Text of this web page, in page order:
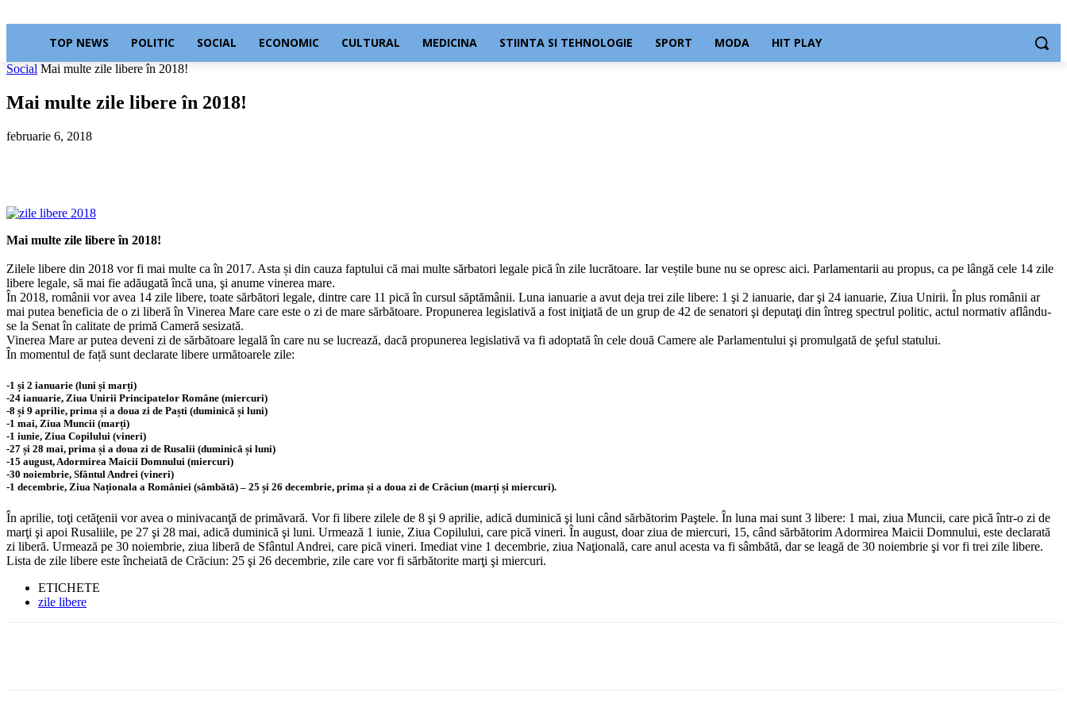
TOP NEWS POLITIC SOCIAL ECONOMIC CULTURAL MEDICINA STIINTA SI TEHNOLOGIE SPORT MODA HIT PLAY
Social Mai multe zile libere în 2018!
Mai multe zile libere în 2018!
februarie 6, 2018
Mai multe zile libere în 2018!
Zilele libere din 2018 vor fi mai multe ca în 2017. Asta și din cauza faptului că mai multe sărbatori legale pică în zile lucrătoare. Iar veștile bune nu se opresc aici. Parlamentarii au propus, ca pe lângă cele 14 zile
libere legale, să mai fie adăugată încă una, şi anume vinerea mare.
În 2018, românii vor avea 14 zile libere, toate sărbători legale, dintre care 11 pică în cursul săptămânii. Luna ianuarie a avut deja trei zile libere: 1 şi 2 ianuarie, dar şi 24 ianuarie, Ziua Unirii. În plus românii ar
mai putea beneficia de o zi liberă în Vinerea Mare care este o zi de mare sărbătoare. Propunerea legislativă a fost iniţiată de un grup de 42 de senatori şi deputaţi din întreg spectrul politic, actul normativ aflându-
se la Senat în calitate de primă Cameră sesizată.
Vinerea Mare ar putea deveni zi de sărbătoare legală în care nu se lucrează, dacă propunerea legislativă va fi adoptată în cele două Camere ale Parlamentului şi promulgată de şeful statului.
În momentul de față sunt declarate libere următoarele zile:
-1 și 2 ianuarie (luni și marți)
-24 ianuarie, Ziua Unirii Principatelor Române (miercuri)
-8 și 9 aprilie, prima și a doua zi de Paști (duminică și luni)
-1 mai, Ziua Muncii (marți)
-1 iunie, Ziua Copilului (vineri)
-27 și 28 mai, prima și a doua zi de Rusalii (duminică și luni)
-15 august, Adormirea Maicii Domnului (miercuri)
-30 noiembrie, Sfântul Andrei (vineri)
-1 decembrie, Ziua Naționala a României (sâmbătă) – 25 și 26 decembrie, prima și a doua zi de Crăciun (marți și miercuri).
În aprilie, toţi cetăţenii vor avea o minivacanţă de primăvară. Vor fi libere zilele de 8 şi 9 aprilie, adică duminică şi luni când sărbătorim Paştele. În luna mai sunt 3 libere: 1 mai, ziua Muncii, care pică într-o zi de
marţi şi apoi Rusaliile, pe 27 şi 28 mai, adică duminică şi luni. Urmează 1 iunie, Ziua Copilului, care pică vineri. În august, doar ziua de miercuri, 15, când sărbătorim Adormirea Maicii Domnului, este declarată
zi liberă. Urmează pe 30 noiembrie, ziua liberă de Sfântul Andrei, care pică vineri. Imediat vine 1 decembrie, ziua Naţională, care anul acesta va fi sâmbătă, dar se leagă de 30 noiembrie şi vor fi trei zile libere.
Lista de zile libere este încheiată de Crăciun: 25 şi 26 decembrie, zile care vor fi sărbătorite marţi şi miercuri.
ETICHETE
zile libere